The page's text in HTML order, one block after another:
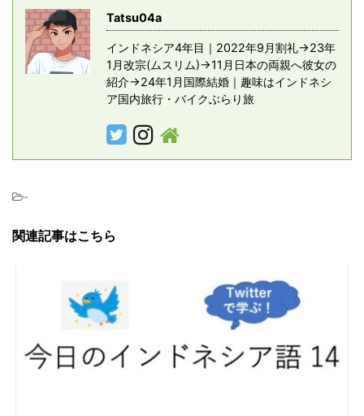
Tatsu04a
インドネシア4年目｜2022年9月割礼→23年
1月改宗(ムスリム)→11月日本の両親へ彼女の
紹介→24年1月国際結婚｜趣味はインドネシ
ア国内旅行・バイクぶらり旅
-
関連記事はこちら